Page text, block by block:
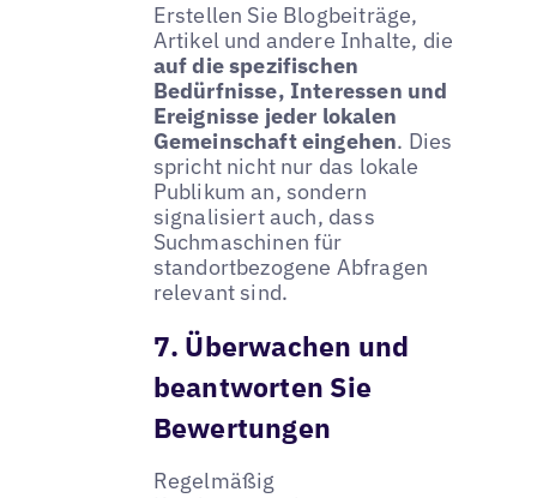
Erstellen Sie Blogbeiträge,
Artikel und andere Inhalte, die
auf die spezifischen
Bedürfnisse, Interessen und
Ereignisse jeder lokalen
Gemeinschaft eingehen. Dies
spricht nicht nur das lokale
Publikum an, sondern
signalisiert auch, dass
Suchmaschinen für
standortbezogene Abfragen
relevant sind.
7. Überwachen und
beantworten Sie
Bewertungen
Regelmäßig